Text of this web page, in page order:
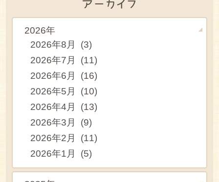
アーカイブ
2026年
2026年8月 (3)
2026年7月 (11)
2026年6月 (16)
2026年5月 (10)
2026年4月 (13)
2026年3月 (9)
2026年2月 (11)
2026年1月 (5)